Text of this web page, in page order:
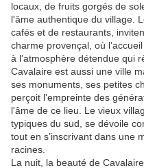
locaux, de fruits gorgés de
l'âme authentique du village.
cafés et de restaurants,
charme provençal, où
à l’atmosphère détendue qui
Cavalaire est aussi une ville
ses monuments, ses petites
perçoit l'empreinte des
l'âme de ce lieu. Le vieux
typiques du sud, se dévoile
tout en s’inscrivant dans une
racines.
La nuit, la beauté de